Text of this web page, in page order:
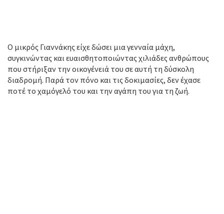
Ο μικρός Γιαννάκης είχε δώσει μια γενναία μάχη,
συγκινώντας και ευαισθητοποιώντας χιλιάδες ανθρώπους
που στήριξαν την οικογένειά του σε αυτή τη δύσκολη
διαδρομή. Παρά τον πόνο και τις δοκιμασίες, δεν έχασε
ποτέ το χαμόγελό του και την αγάπη του για τη ζωή.